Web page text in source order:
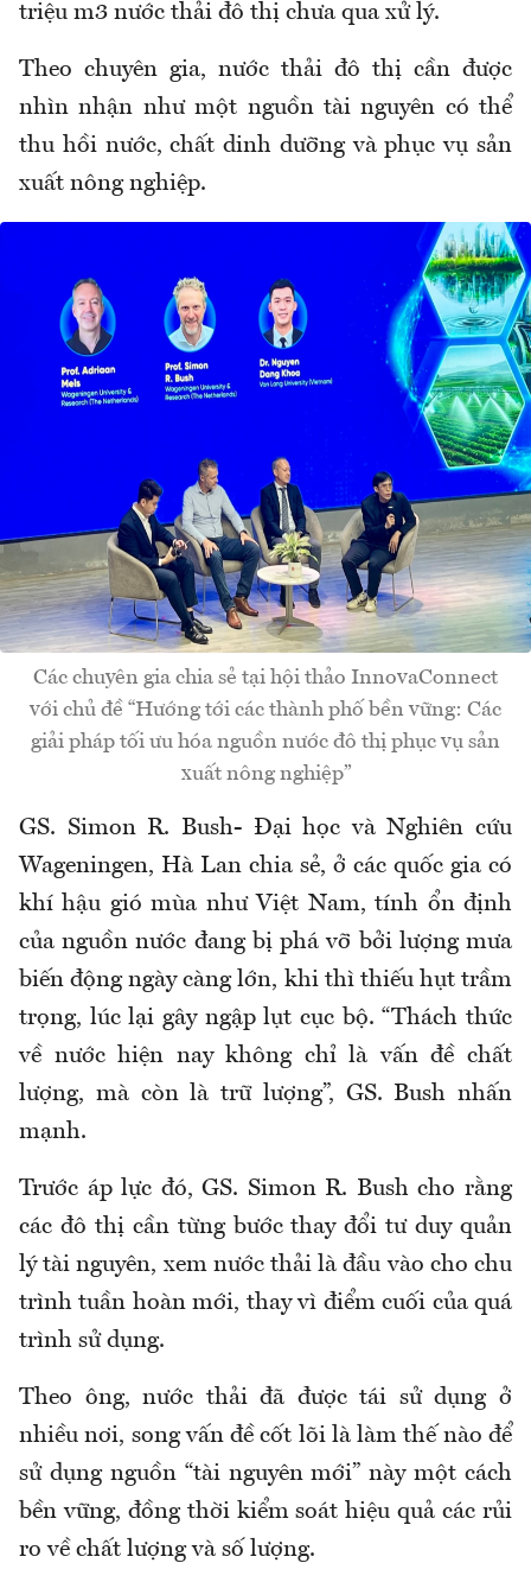
triệu m3 nước thải đô thị chưa qua xử lý.
Theo chuyên gia, nước thải đô thị cần được
nhìn nhận như một nguồn tài nguyên có thể
thu hồi nước, chất dinh dưỡng và phục vụ sản
xuất nông nghiệp.
Các chuyên gia chia sẻ tại hội thảo InnovaConnect
với chủ đề “Hướng tới các thành phố bền vững: Các
giải pháp tối ưu hóa nguồn nước đô thị phục vụ sản
xuất nông nghiệp”
GS. Simon R. Bush- Đại học và Nghiên cứu
Wageningen, Hà Lan chia sẻ, ở các quốc gia có
khí hậu gió mùa như Việt Nam, tính ổn định
của nguồn nước đang bị phá vỡ bởi lượng mưa
biến động ngày càng lớn, khi thì thiếu hụt trầm
trọng, lúc lại gây ngập lụt cục bộ. “Thách thức
về nước hiện nay không chỉ là vấn đề chất
lượng, mà còn là trữ lượng”, GS. Bush nhấn
mạnh.
Trước áp lực đó, GS. Simon R. Bush cho rằng
các đô thị cần từng bước thay đổi tư duy quản
lý tài nguyên, xem nước thải là đầu vào cho chu
trình tuần hoàn mới, thay vì điểm cuối của quá
trình sử dụng.
Theo ông, nước thải đã được tái sử dụng ở
nhiều nơi, song vấn đề cốt lõi là làm thế nào để
sử dụng nguồn “tài nguyên mới” này một cách
bền vững, đồng thời kiểm soát hiệu quả các rủi
ro về chất lượng và số lượng.